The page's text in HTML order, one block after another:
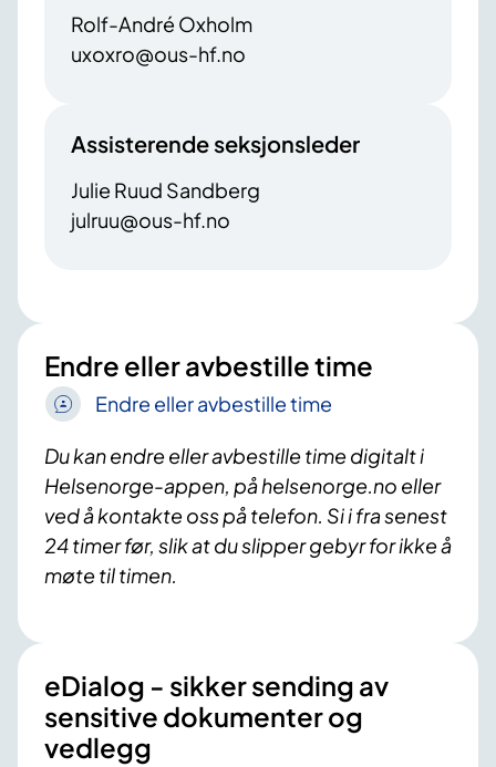
Rolf-André Oxholm
uxoxro@ous-hf.no
Assisterende seksjonsleder
Julie Ruud Sandberg
julruu@ous-hf.no
Endre eller avbestille time
Endre eller avbestille time
Du kan endre eller avbestille time digitalt i
Helsenorge-appen, på helsenorge.no eller
ved å kontakte oss på telefon. Si i fra senest
24 timer før, slik at du slipper gebyr for ikke å
møte til timen.
eDialog - sikker sending av
sensitive dokumenter og
vedlegg